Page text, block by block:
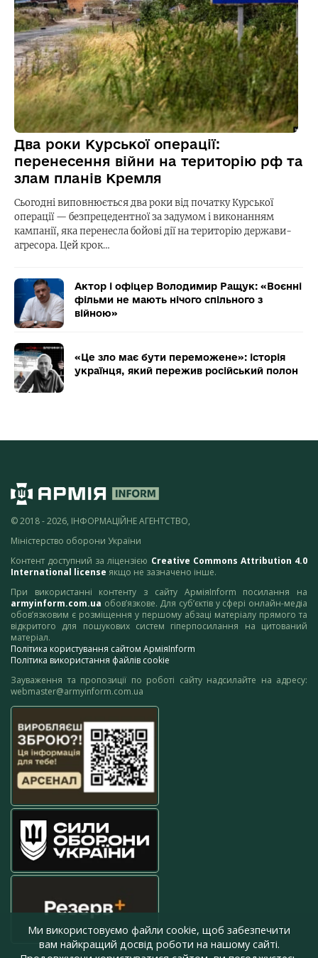
Два роки Курської операції:
перенесення війни на територію рф та
злам планів Кремля
Сьогодні виповнюється два роки від початку Курської
операції — безпрецедентної за задумом і виконанням
кампанії, яка перенесла бойові дії на територію держави-
агресора. Цей крок…
Актор і офіцер Володимир Ращук: «Воєнні
фільми не мають нічого спільного з
війною»
«Це зло має бути переможене»: історія
українця, який пережив російський полон
© 2018 - 2026, ІНФОРМАЦІЙНЕ АГЕНТСТВО,
Міністерство оборони України
Контент доступний за ліцензією Creative Commons Attribution 4.0
International license якщо не зазначено інше.
При використанні контенту з сайту АрміяInform посилання на
armyinform.com.ua обов’язкове. Для суб’єктів у сфері онлайн-медіа
обов’язковим є розміщення у першому абзаці матеріалу прямого та
відкритого для пошукових систем гіперпосилання на цитований
матеріал.
Політика користування сайтом АрміяInform
Політика використання файлів cookie
Зауваження та пропозиції по роботі сайту надсилайте на адресу:
webmaster@armyinform.com.ua
Ми використовуємо файли cookie, щоб забезпечити
вам найкращий досвід роботи на нашому сайті.